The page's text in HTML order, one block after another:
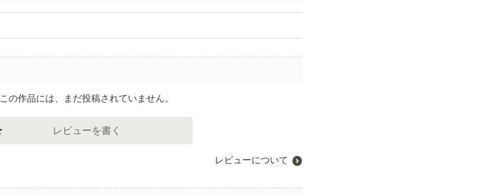
この作品には、まだ投稿されていません。
レビューを書く
レビューについて